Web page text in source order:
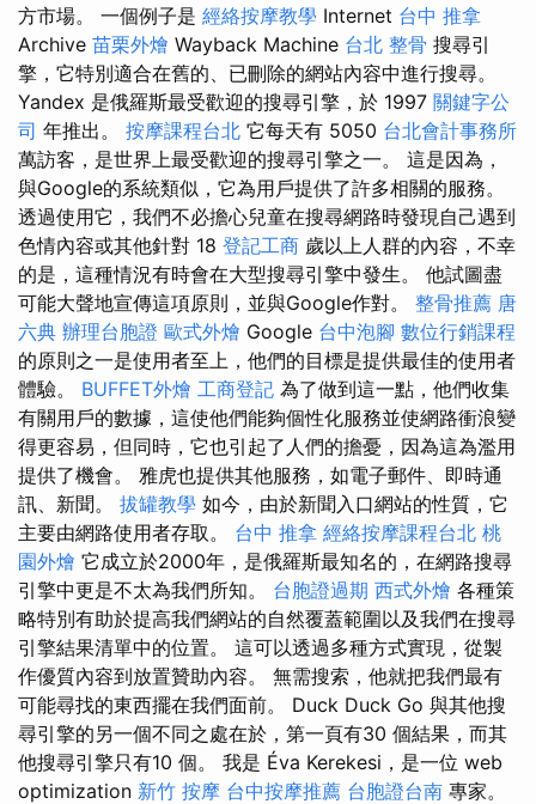
方市場。 一個例子是 經絡按摩教學 Internet 台中 推拿
Archive 苗栗外燴 Wayback Machine 台北 整骨 搜尋引
擎，它特別適合在舊的、已刪除的網站內容中進行搜尋。
Yandex 是俄羅斯最受歡迎的搜尋引擎，於 1997 關鍵字公
司 年推出。 按摩課程台北 它每天有 5050 台北會計事務所
萬訪客，是世界上最受歡迎的搜尋引擎之一。 這是因為，
與Google的系統類似，它為用戶提供了許多相關的服務。
透過使用它，我們不必擔心兒童在搜尋網路時發現自己遇到
色情內容或其他針對 18 登記工商 歲以上人群的內容，不幸
的是，這種情況有時會在大型搜尋引擎中發生。 他試圖盡
可能大聲地宣傳這項原則，並與Google作對。 整骨推薦 唐
六典 辦理台胞證 歐式外燴 Google 台中泡腳 數位行銷課程
的原則之一是使用者至上，他們的目標是提供最佳的使用者
體驗。 BUFFET外燴 工商登記 為了做到這一點，他們收集
有關用戶的數據，這使他們能夠個性化服務並使網路衝浪變
得更容易，但同時，它也引起了人們的擔憂，因為這為濫用
提供了機會。 雅虎也提供其他服務，如電子郵件、即時通
訊、新聞。 拔罐教學 如今，由於新聞入口網站的性質，它
主要由網路使用者存取。 台中 推拿 經絡按摩課程台北 桃
園外燴 它成立於2000年，是俄羅斯最知名的，在網路搜尋
引擎中更是不太為我們所知。 台胞證過期 西式外燴 各種策
略特別有助於提高我們網站的自然覆蓋範圍以及我們在搜尋
引擎結果清單中的位置。 這可以透過多種方式實現，從製
作優質內容到放置贊助內容。 無需搜索，他就把我們最有
可能尋找的東西擺在我們面前。 Duck Duck Go 與其他搜
尋引擎的另一個不同之處在於，第一頁有30 個結果，而其
他搜尋引擎只有10 個。 我是 Éva Kerekesi，是一位 web
optimization 新竹 按摩 台中按摩推薦 台胞證台南 專家。